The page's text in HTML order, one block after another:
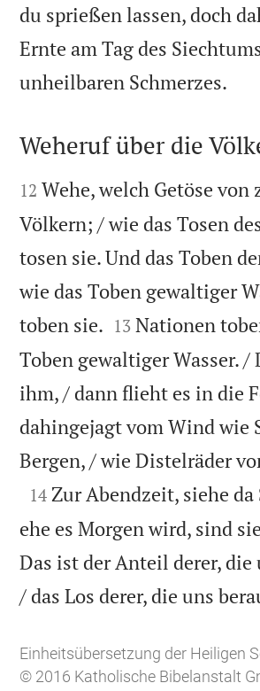
du sprießen lassen, doch
Ernte am Tag des
unheilbaren Schmerzes.

Weheruf über die

12 Wehe, welch Getöse von
Völkern; / wie das Tosen
tosen sie. Und das Toben
wie das Toben gewaltiger
toben sie. 

13 Nationen
Toben gewaltiger Wasser. /
ihm, / dann flieht es in die
dahingejagt vom Wind wie
Bergen, / wie Distelräder

14 Zur Abendzeit, siehe da
ehe es Morgen wird, sind
Das ist der Anteil derer,
/ das Los derer, die uns
Einheitsübersetzung der Heiligen
© 2016 Katholische Bibelanstalt